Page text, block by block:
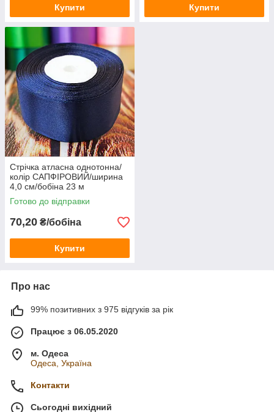
Купити Купити
Стрічка атласна однотонна/
колір САПФІРОВИЙ/ширина
4,0 см/бобіна 23 м
Готово до відправки
70,20 ₴/бобіна
Купити
Про нас
99% позитивних з 975 відгуків за рік
Працює з 06.05.2020
м. Одеса
Одеса, Україна
Контакти
Сьогодні вихідний